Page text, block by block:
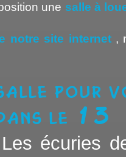
une salle à
notre site internet,
pour
le 13
Les écuries